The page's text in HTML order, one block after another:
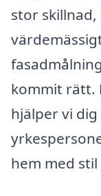
stor
kommit rätt.
hjälper vi
hem med